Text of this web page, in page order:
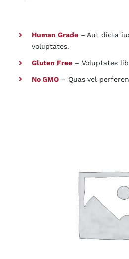
Human Grade– Aut dicta
voluptates.
Gluten Free– Voluptates
No GMO– Quas vel